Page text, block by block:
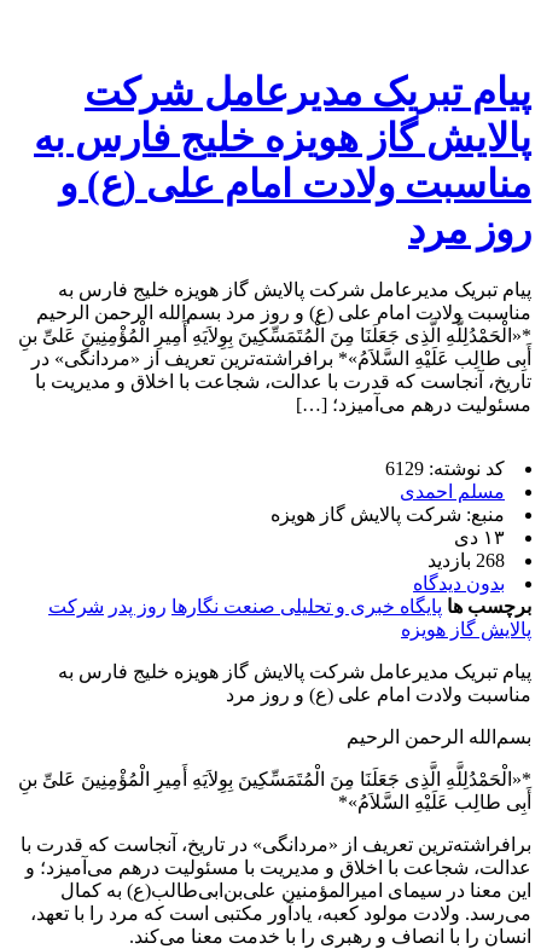
پیام تبریک مدیرعامل شرکت
پالایش گاز هویزه خلیج فارس به
مناسبت ولادت امام علی (ع) و
روز مرد
پیام تبریک مدیرعامل شرکت پالایش گاز هویزه خلیج فارس به
مناسبت ولادت امام علی (ع) و روز مرد بسم‌الله الرحمن الرحیم
*«الْحَمْدُلِلَّهِ الَّذِی جَعَلَنَا مِنَ الْمُتَمَسِّکِینَ بِوِلاَیَهِ أَمِیرِ الْمُؤْمِنِینَ عَلیِّ بنِ
أَبِی طالِب عَلَیْهِ السَّلاَمُ»* برافراشته‌ترین تعریف از «مردانگی» در
تاریخ، آنجاست که قدرت با عدالت، شجاعت با اخلاق و مدیریت با
مسئولیت درهم می‌آمیزد؛ […]
کد نوشته: 6129
مسلم احمدی
منبع: شرکت پالایش گاز هویزه
۱۳ دی
268 بازدید
بدون دیدگاه
برچسب ها پایگاه خبری و تحلیلی صنعت نگارها روز پدر شرکت
پالایش گاز هویزه
پیام تبریک مدیرعامل شرکت پالایش گاز هویزه خلیج فارس به
مناسبت ولادت امام علی (ع) و روز مرد
بسم‌الله الرحمن الرحیم
*«الْحَمْدُلِلَّهِ الَّذِی جَعَلَنَا مِنَ الْمُتَمَسِّکِینَ بِوِلاَیَهِ أَمِیرِ الْمُؤْمِنِینَ عَلیِّ بنِ
أَبِی طالِب عَلَیْهِ السَّلاَمُ»*
برافراشته‌ترین تعریف از «مردانگی» در تاریخ، آنجاست که قدرت با
عدالت، شجاعت با اخلاق و مدیریت با مسئولیت درهم می‌آمیزد؛ و
این معنا در سیمای امیرالمؤمنین علی‌بن‌ابی‌طالب(ع) به کمال
می‌رسد. ولادت مولود کعبه، یادآور مکتبی است که مرد را با تعهد،
انسان را با انصاف و رهبری را با خدمت معنا می‌کند.